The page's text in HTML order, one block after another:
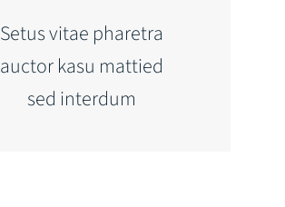
Setus vitae pharetra
auctor kasu mattied
sed interdum